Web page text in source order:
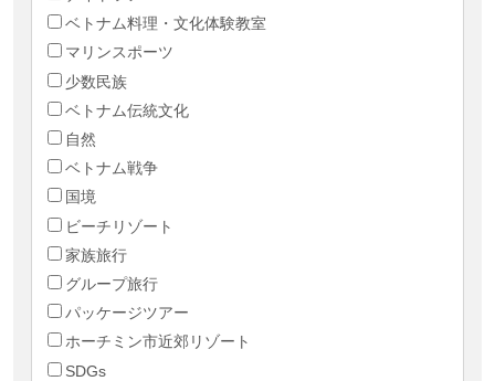
ベトナム料理・文化体験教室
マリンスポーツ
少数民族
ベトナム伝統文化
自然
ベトナム戦争
国境
ビーチリゾート
家族旅行
グループ旅行
パッケージツアー
ホーチミン市近郊リゾート
SDGs